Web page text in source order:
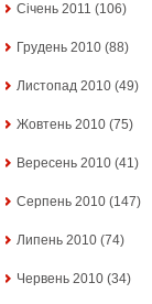
Січень 2011 (106)
Грудень 2010 (88)
Листопад 2010 (49)
Жовтень 2010 (75)
Вересень 2010 (41)
Серпень 2010 (147)
Липень 2010 (74)
Червень 2010 (34)